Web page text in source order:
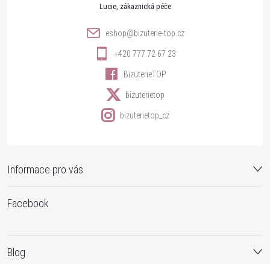
Informace pro vás
Lucie
eshop@bizuterie-top.cz
+420 777 72 67 23
BizuterieTOP
bizuterietop
bizuterietop_cz
Facebook
Blog